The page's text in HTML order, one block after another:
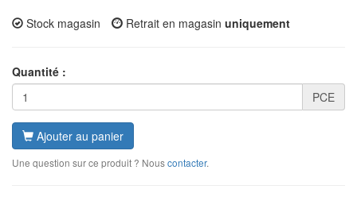
Stock magasin Retrait en magasin uniquement
Quantité :
PCE
Ajouter au panier
Une question sur ce produit ? Nouscontacter.